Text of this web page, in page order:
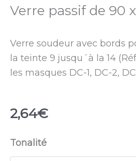
Verre passif de 90
Verre soudeur avec bords
la teinte 9 jusqu´à la 14
les masques DC-1, DC-2,
2,64€
Tonalité
quantité
de